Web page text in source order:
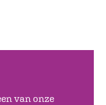
van onze